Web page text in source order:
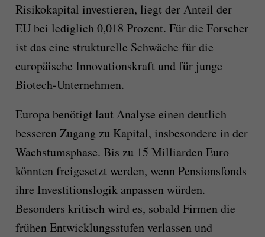
Risikokapital investieren, liegt der Anteil der
EU bei lediglich 0,018 Prozent. Für die Forscher
ist das eine strukturelle Schwäche für die
europäische Innovationskraft und für junge
Biotech-Unternehmen.
Europa benötigt laut Analyse einen deutlich
besseren Zugang zu Kapital, insbesondere in der
Wachstumsphase. Bis zu 15 Milliarden Euro
könnten freigesetzt werden, wenn Pensionsfonds
ihre Investitionslogik anpassen würden.
Besonders kritisch wird es, sobald Firmen die
frühen Entwicklungsstufen verlassen und